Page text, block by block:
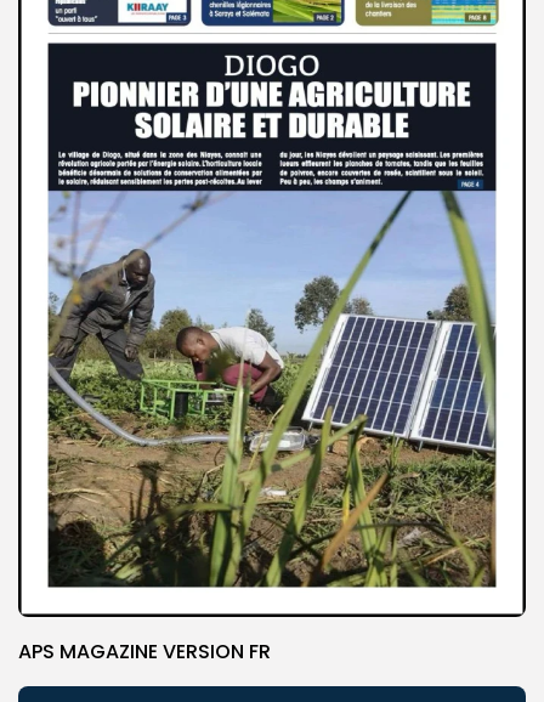
APS MAGAZINE VERSION FR